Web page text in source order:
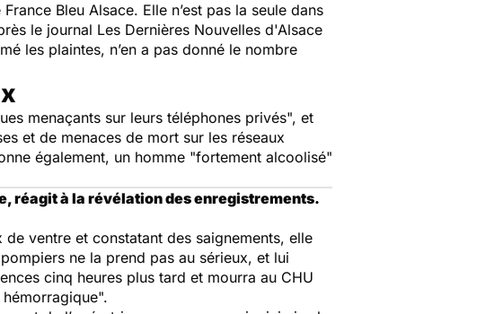
Bleu Alsace. Elle n’est pas la seule dans
le journal Les Dernières Nouvelles d'Alsace
les plaintes, n’en a pas donné le nombre
menaçants sur leurs téléphones privés", et
et de menaces de mort sur les réseaux
également, un homme "fortement alcoolisé"
réagit à la révélation des enregistrements.
ventre et constatant des saignements, elle
ne la prend pas au sérieux, et lui
cinq heures plus tard et mourra au CHU
".